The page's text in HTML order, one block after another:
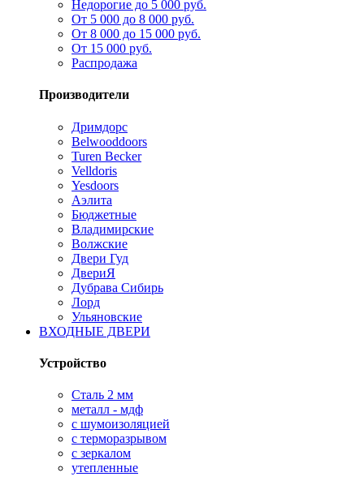
Недорогие до 5 000 руб.
От 5 000 до 8 000 руб.
От 8 000 до 15 000 руб.
От 15 000 руб.
Распродажа
Производители
Дримдорс
Belwooddoors
Turen Becker
Velldoris
Yesdoors
Аэлита
Бюджетные
Владимирские
Волжские
Двери Гуд
ДвериЯ
Дубрава Сибирь
Лорд
Ульяновские
ВХОДНЫЕ ДВЕРИ
Устройство
Сталь 2 мм
металл - мдф
с шумоизоляцией
с терморазрывом
с зеркалом
утепленные